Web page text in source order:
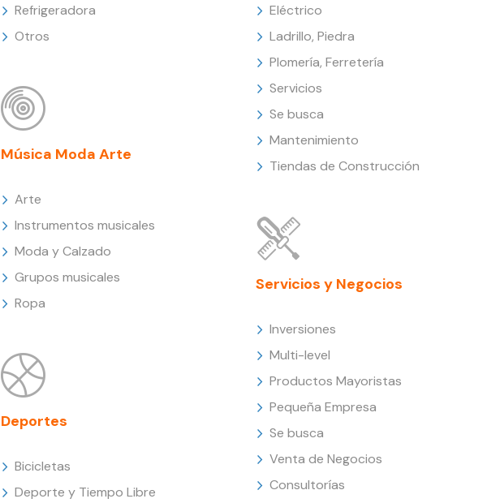
Refrigeradora
Otros
Música Moda Arte
Arte
Instrumentos musicales
Moda y Calzado
Grupos musicales
Ropa
Deportes
Bicicletas
Deporte y Tiempo Libre
Eléctrico
Ladrillo, Piedra
Plomería, Ferretería
Servicios
Se busca
Mantenimiento
Tiendas de Construcción
Servicios y Negocios
Inversiones
Multi-level
Productos Mayoristas
Pequeña Empresa
Se busca
Venta de Negocios
Consultorías